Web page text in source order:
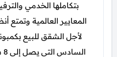
بتكاملها الخدمي
المعايير العالمية وتمتع
لأجل الشقق للبيع